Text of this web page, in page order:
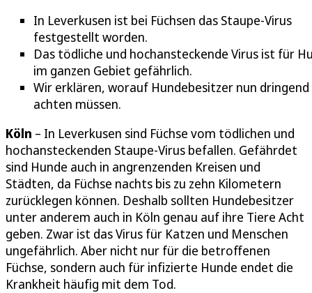
In Leverkusen ist bei Füchsen das Staupe-Virus
festgestellt worden.
Das tödliche und hochansteckende Virus ist für
im ganzen Gebiet gefährlich.
Wir erklären, worauf Hundebesitzer nun dringend
achten müssen.
Köln – In Leverkusen sind Füchse vom tödlichen und
hochansteckenden Staupe-Virus befallen. Gefährdet
sind Hunde auch in angrenzenden Kreisen und
Städten, da Füchse nachts bis zu zehn Kilometern
zurücklegen können. Deshalb sollten Hundebesitzer
unter anderem auch in Köln genau auf ihre Tiere Acht
geben. Zwar ist das Virus für Katzen und Menschen
ungefährlich. Aber nicht nur für die betroffenen
Füchse, sondern auch für infizierte Hunde endet die
Krankheit häufig mit dem Tod.